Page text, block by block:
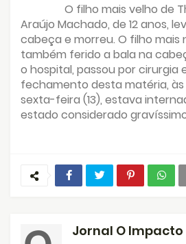
O filho mais velho de
Araújo Machado, de 12 anos,
cabeça e morreu. O filho mais
também ferido a bala na
o hospital, passou por cirurgia
fechamento desta matéria, às
sexta-feira (13), estava
estado considerado
Jornal O Impacto